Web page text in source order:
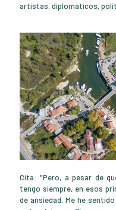
artistas, diplomáticos,
Cita: "Pero, a pesar de
tengo siempre, en esos
de ansiedad. Me he